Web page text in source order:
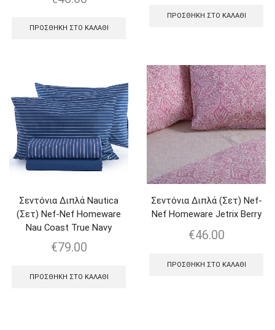
ΠΡΟΣΘΉΚΗ ΣΤΟ ΚΑΛΆΘΙ
ΠΡΟΣΘΉΚΗ ΣΤΟ ΚΑΛΆΘΙ
Σεντόνια Διπλά Nautica
(Σετ) Nef-Nef Homeware
Nau Coast True Navy
€79.00
ΠΡΟΣΘΉΚΗ ΣΤΟ ΚΑΛΆΘΙ
Σεντόνια Διπλά (Σετ) Nef-
Nef Homeware Jetrix Berry
€46.00
ΠΡΟΣΘΉΚΗ ΣΤΟ ΚΑΛΆΘΙ